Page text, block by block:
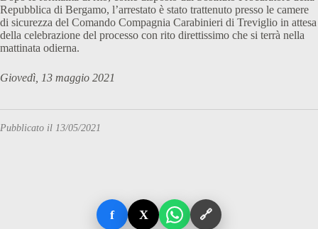
Repubblica di Bergamo, l’arrestato è stato trattenuto presso le camere
di sicurezza del Comando Compagnia Carabinieri di Treviglio in attesa
della celebrazione del processo con rito direttissimo che si terrà nella
mattinata odierna.
Giovedì, 13 maggio 2021
Pubblicato il 13/05/2021
f X 🔗